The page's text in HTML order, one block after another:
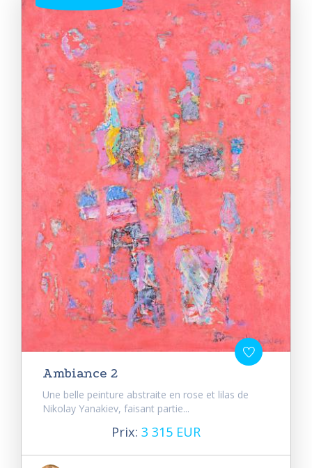
Ambiance 2
Une belle peinture abstraite en rose et lilas de
Nikolay Yanakiev, faisant partie...
Prix: 3 315 EUR